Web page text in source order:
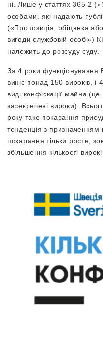
ні. Лише у статтях 365-2
особами, які надають
(«Пропозиція, обіцянка
вигоди службовій особі»)
належить до розсуду суду.
За 4 роки функціонування
виніс понад 150 вироків, і
виді конфіскації майна
засекречені вироки).
року таке покарання
тенденція з призначенням
покарання тільки росте,
збільшення кількості